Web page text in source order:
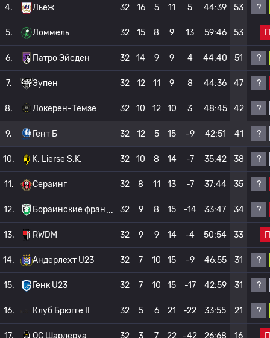
4. Льеж 32 16 5 11 5 44:39 53 ?
5. Ломмель 32 15 8 9 13 59:46 53 П
6. Патро Эйсден 32 14 9 9 4 44:40 51 ?
7. Эупен 32 12 11 9 8 44:36 47 ?
8. Локерен-Темзе 32 10 12 10 3 48:45 42 ?
9. Гент Б 32 12 5 15 -9 42:51 41 ?
10. K. Lierse S.K. 32 10 8 14 -7 35:42 38 ?
11. Сераинг 32 8 11 13 -7 37:44 35 ?
12. Бораинские фран 32 9 8 15 -14 33:47 34 ?
13. RWDM 32 9 9 14 -4 50:54 33 П
14. Андерлехт U23 32 7 10 15 -9 46:55 31 ?
15. Генк U23 32 7 10 15 -17 42:59 31 ?
16. Клуб Брюгге II 32 5 6 21 -22 33:55 21 ?
17. OC Шарлеруа 32 3 7 22 -42 26:68 16 П